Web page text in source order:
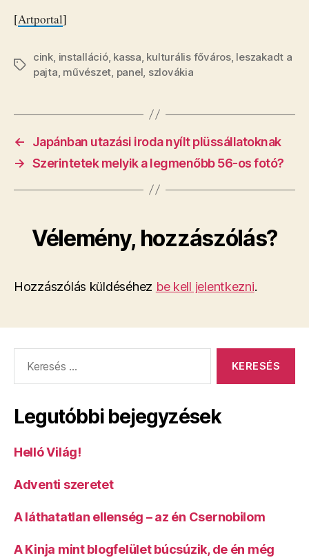
[Artportal]
Címkék
cink, installáció, kassa, kulturális főváros, leszakadt a
pajta, művészet, panel, szlovákia
←
Japánban utazási iroda nyílt plüssállatoknak
→ Szerintetek melyik a legmenőbb 56-os fotó?
Vélemény, hozzászólás?
Hozzászólás küldéséhez be kell jelentkezni.
Legutóbbi bejegyzések
Helló Világ!
Adventi szeretet
A láthatatlan ellenség – az én Csernobilom
A Kinja mint blogfelület búcsúzik, de én még